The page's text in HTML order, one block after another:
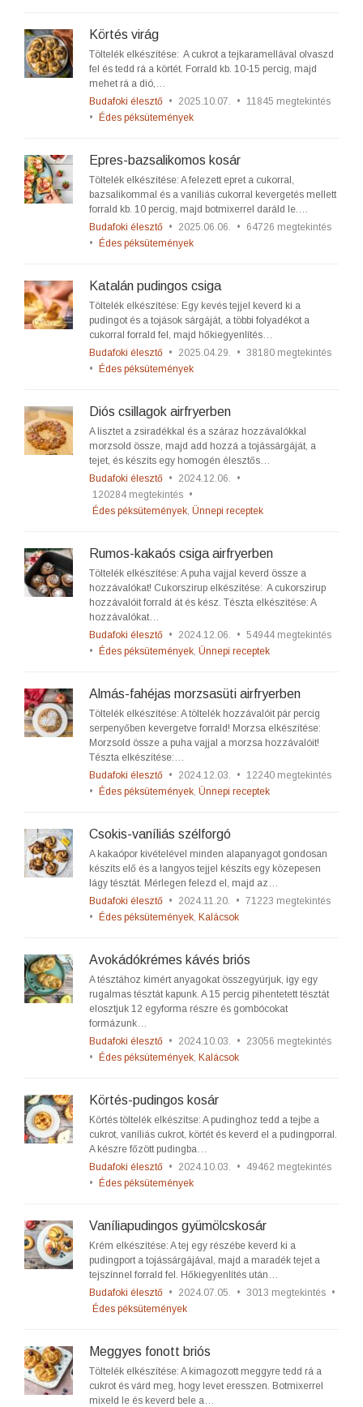
Körtés virág
Töltelék elkészítése: A cukrot a tejkaramellával olvaszd
fel és tedd rá a körtét. Forrald kb. 10-15 percig, majd
mehet rá a dió,…
Budafoki élesztő • 2025.10.07. • 11845 megtekintés
•
Édes péksütemények
Epres-bazsalikomos kosár
Töltelék elkészítése: A felezett epret a cukorral,
bazsalikommal és a vaníliás cukorral kevergetés mellett
forrald kb. 10 percig, majd botmixerrel daráld le.…
Budafoki élesztő • 2025.06.06. •
64726 megtekintés
•
Édes péksütemények
Katalán pudingos csiga
Töltelék elkészítése: Egy kevés tejjel keverd ki a
pudingot és a tojások sárgáját, a többi folyadékot a
cukorral forrald fel, majd hőkiegyenlítés…
Budafoki élesztő • 2025.04.29. • 38180 megtekintés
•
Édes péksütemények
Diós csillagok airfryerben
A lisztet a zsiradékkal és a száraz hozzávalókkal
morzsold össze, majd add hozzá a tojássárgáját, a
tejet, és készíts egy homogén élesztős…
Budafoki élesztő • 2024.12.06.
•
120284 megtekintés •
Édes péksütemények, Ünnepi receptek
Rumos-kakaós csiga airfryerben
Töltelék elkészítése: A puha vajjal keverd össze a
hozzávalókat! Cukorszirup elkészítése: A cukorszirup
hozzávalóit forrald át és kész. Tészta elkészítése: A
hozzávalókat…
Budafoki élesztő • 2024.12.06. • 54944 megtekintés
•
Édes péksütemények, Ünnepi receptek
Almás-fahéjas morzsasüti airfryerben
Töltelék elkészítése: A töltelék hozzávalóit pár percig
serpenyőben kevergetve forrald! Morzsa elkészítése:
Morzsold össze a puha vajjal a morzsa hozzávalóit!
Tészta elkészítése:…
Budafoki élesztő • 2024.12.03. • 12240 megtekintés
•
Édes péksütemények, Ünnepi receptek
Csokis-vaníliás szélforgó
A kakaópor kivételével minden alapanyagot gondosan
készíts elő és a langyos tejjel készíts egy közepesen
lágy tésztát. Mérlegen felezd el, majd az…
Budafoki élesztő • 2024.11.20. • 71223 megtekintés
•
Édes péksütemények, Kalácsok
Avokádókrémes kávés briós
A tésztához kimért anyagokat összegyúrjuk, így egy
rugalmas tésztát kapunk. A 15 percig pihentetett tésztát
elosztjuk 12 egyforma részre és gombócokat
formázunk…
Budafoki élesztő • 2024.10.03. •
23056 megtekintés
•
Édes péksütemények, Kalácsok
Körtés-pudingos kosár
Körtés töltelék elkészítse: A pudinghoz tedd a tejbe a
cukrot, vaníliás cukrot, körtét és keverd el a pudingporral.
A készre főzött pudingba…
Budafoki élesztő • 2024.10.03. •
49462 megtekintés
•
Édes péksütemények
Vaníliapudingos gyümölcskosár
Krém elkészítése: A tej egy részébe keverd ki a
pudingport a tojássárgájával, majd a maradék tejet a
tejszínnel forrald fel. Hőkiegyenlítés után…
Budafoki élesztő • 2024.07.05. • 3013 megtekintés •
Édes péksütemények
Meggyes fonott briós
Töltelék elkészítése: A kimagozott meggyre tedd rá a
cukrot és várd meg, hogy levet eresszen. Botmixerrel
mixeld le és keverd bele a…